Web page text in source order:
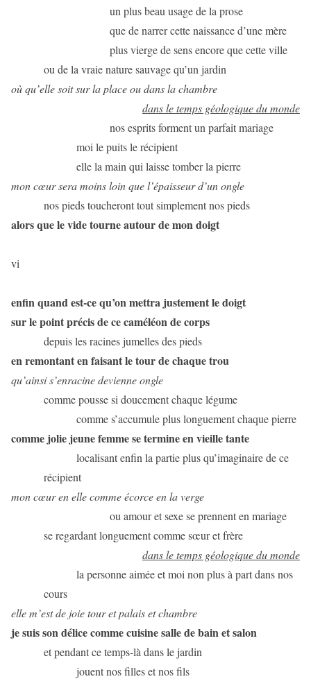
un plus beau usage de la prose
que de narrer cette naissance d’une mère
plus vierge de sens encore que cette ville
ou de la vraie nature sauvage qu’un jardin
où qu’elle soit sur la place ou dans la chambre
dans le temps géologique du monde
nos esprits forment un parfait mariage
moi le puits le récipient
elle la main qui laisse tomber la pierre
mon cœur sera moins loin que l’épaisseur d’un ongle
nos pieds toucheront tout simplement nos pieds
alors que le vide tourne autour de mon doigt
vi
enfin quand est-ce qu’on mettra justement le doigt
sur le point précis de ce caméléon de corps
depuis les racines jumelles des pieds
en remontant en faisant le tour de chaque trou
qu’ainsi s’enracine devienne ongle
comme pousse si doucement chaque légume
comme s’accumule plus longuement chaque pierre
comme jolie jeune femme se termine en vieille tante
localisant enfin la partie plus qu’imaginaire de ce
récipient
mon cœur en elle comme écorce en la verge
ou amour et sexe se prennent en mariage
se regardant longuement comme sœur et frère
dans le temps géologique du monde
la personne aimée et moi non plus à part dans nos
cours
elle m’est de joie tour et palais et chambre
je suis son délice comme cuisine salle de bain et salon
et pendant ce temps-là dans le jardin
jouent nos filles et nos fils